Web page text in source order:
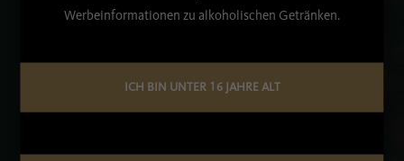
Werbeinformationen zu alkoholischen Getränken.
ICH BIN UNTER 16 JAHRE ALT